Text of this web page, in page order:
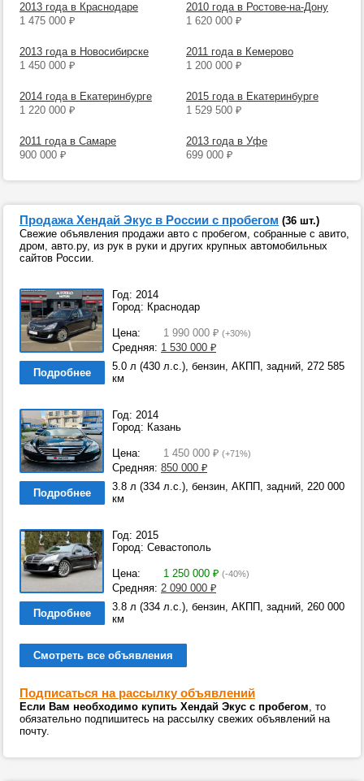
2013 года в Краснодаре
1 475 000 ₽
2010 года в Ростове-на-Дону
1 620 000 ₽
2013 года в Новосибирске
1 450 000 ₽
2011 года в Кемерово
1 200 000 ₽
2014 года в Екатеринбурге
1 220 000 ₽
2015 года в Екатеринбурге
1 529 500 ₽
2011 года в Самаре
900 000 ₽
2013 года в Уфе
699 000 ₽
Продажа Хендай Экус в России с пробегом (36 шт.)
Свежие объявления продажи авто с пробегом, собранные с авито,
дром, авто.ру, из рук в руки и других крупных автомобильных
сайтов России.
Год: 2014
Город: Краснодар
Цена: 1 990 000 ₽ (+30%)
Средняя: 1 530 000 ₽
Подробнее
5.0 л (430 л.с.), бензин, АКПП, задний, 272 585
км
Год: 2014
Город: Казань
Цена: 1 450 000 ₽ (+71%)
Средняя: 850 000 ₽
Подробнее
3.8 л (334 л.с.), бензин, АКПП, задний, 220 000
км
Год: 2015
Город: Севастополь
Цена: 1 250 000 ₽ (-40%)
Средняя: 2 090 000 ₽
Подробнее
3.8 л (334 л.с.), бензин, АКПП, задний, 260 000
км
Смотреть все объявления
Подписаться на рассылку объявлений
Если Вам необходимо купить Хендай Экус с пробегом, то
обязательно подпишитесь на рассылку свежих объявлений на
почту.